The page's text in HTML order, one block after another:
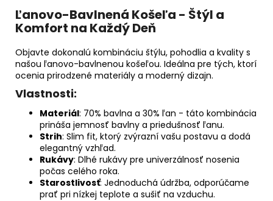
Ľanovo-Bavlnená Košeľa - Štýl a
Komfort na Každý Deň
Objavte dokonalú kombináciu štýlu, pohodlia a kvality s
našou ľanovo-bavlnenou košeľou. Ideálna pre tých, ktorí
ocenia prirodzené materiály a moderný dizajn.
Vlastnosti:
Materiál: 70% bavlna a 30% ľan - táto kombinácia
prináša jemnosť bavlny a priedušnosť ľanu.
Strih: Slim fit, ktorý zvýrazní vašu postavu a dodá
elegantný vzhľad.
Rukávy: Dlhé rukávy pre univerzálnosť nosenia
počas celého roka.
Starostlivosť: Jednoduchá údržba, odporúčame
prať pri nízkej teplote a sušiť na vzduchu.